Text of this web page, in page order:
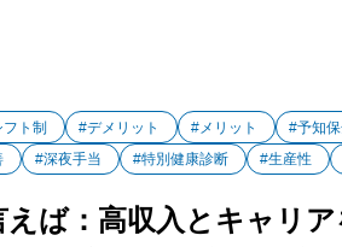
フト制 #デメリット #メリット #予知
#深夜手当 #特別健康診断 #生産性
ば：高収入とキャリ